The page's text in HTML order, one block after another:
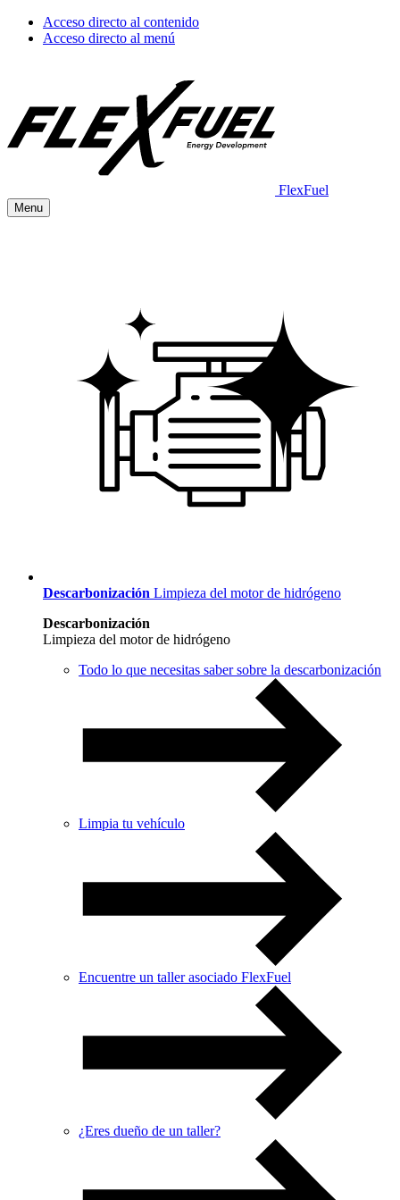
Acceso directo al contenido
Acceso directo al menú
FlexFuel
Menu
Descarbonización Limpieza del motor de hidrógeno
Descarbonización
Limpieza del motor de hidrógeno
Todo lo que necesitas saber sobre la descarbonización
Limpia tu vehículo
Encuentre un taller asociado FlexFuel
¿Eres dueño de un taller?